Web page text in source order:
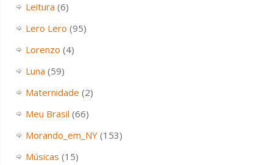
Leitura (6)
Lero Lero (95)
Lorenzo (4)
Luna (59)
Maternidade (2)
Meu Brasil (66)
Morando_em_NY(153)
Músicas (15)